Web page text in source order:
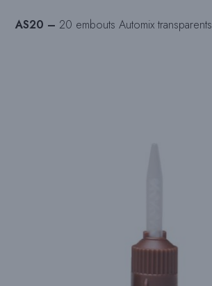
AS20 – 20 embouts Automix transparents